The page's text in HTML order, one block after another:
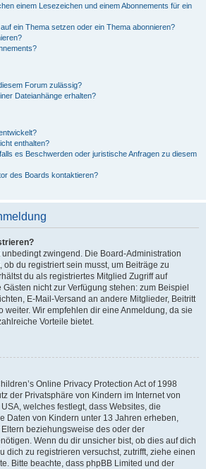
einem Lesezeichen und einem Abonnements für ein
ein Thema setzen oder ein Thema abonnieren?
Forum zulässig?
Dateianhänge erhalten?
enthalten?
es Beschwerden oder juristische Anfragen zu diesem
des Boards kontaktieren?
zwingend. Die Board-Administration
du registriert sein musst, um Beiträge zu
du als registriertes Mitglied Zugriff auf
nicht zur Verfügung stehen: zum Beispiel
E-Mail-Versand an andere Mitglieder, Beitritt
weiter. Wir empfehlen dir eine Anmeldung, da sie
Vorteile bietet.
Online Privacy Protection Act of 1998
der Privatsphäre von Kindern im Internet von
welches festlegt, dass Websites, die
Daten von Kindern unter 13 Jahren erheben,
beziehungsweise des oder der
Wenn du dir unsicher bist, ob dies auf dich
dich zu registrieren versuchst, zutrifft, ziehe einen
Bitte beachte, dass phpBB Limited und der